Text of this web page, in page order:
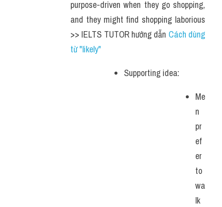
purpose-driven when they go shopping,
and they might find shopping laborious
>> IELTS TUTOR hướng dẫn Cách dùng
từ "likely"
Supporting idea:
Me
n
pr
ef
er
to
wa
lk